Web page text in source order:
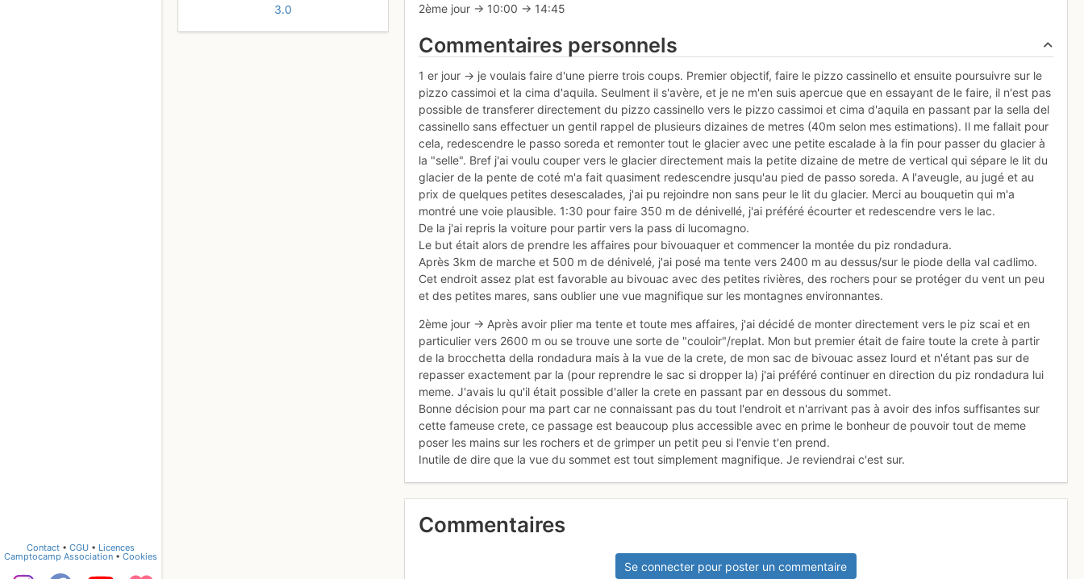
Contact • CGU • Licences
Camptocamp Association • Cookies
3.0
2ème jour -> 10:00 -> 14:45
Commentaires personnels
1 er jour -> je voulais faire d'une pierre trois coups. Premier objectif, faire le pizzo cassinello et ensuite poursuivre sur le
pizzo cassimoi et la cima d'aquila. Seulment il s'avère, et je ne m'en suis apercue que en essayant de le faire, il n'est pas
possible de transferer directement du pizzo cassinello vers le pizzo cassimoi et cima d'aquila en passant par la sella del
cassinello sans effectuer un gentil rappel de plusieurs dizaines de metres (40m selon mes estimations). Il me fallait pour
cela, redescendre le passo soreda et remonter tout le glacier avec une petite escalade à la fin pour passer du glacier à
la "selle". Bref j'ai voulu couper vers le glacier directement mais la petite dizaine de metre de vertical qui sépare le lit du
glacier de la pente de coté m'a fait quasiment redescendre jusqu'au pied de passo soreda. A l'aveugle, au jugé et au
prix de quelques petites desescalades, j'ai pu rejoindre non sans peur le lit du glacier. Merci au bouquetin qui m'a
montré une voie plausible. 1:30 pour faire 350 m de dénivellé, j'ai préféré écourter et redescendre vers le lac.
De la j'ai repris la voiture pour partir vers la pass di lucomagno.
Le but était alors de prendre les affaires pour bivouaquer et commencer la montée du piz rondadura.
Après 3km de marche et 500 m de dénivelé, j'ai posé ma tente vers 2400 m au dessus/sur le piode della val cadlimo.
Cet endroit assez plat est favorable au bivouac avec des petites rivières, des rochers pour se protéger du vent un peu
et des petites mares, sans oublier une vue magnifique sur les montagnes environnantes.
2ème jour -> Après avoir plier ma tente et toute mes affaires, j'ai décidé de monter directement vers le piz scai et en
particulier vers 2600 m ou se trouve une sorte de "couloir"/replat. Mon but premier était de faire toute la crete à partir
de la brocchetta della rondadura mais à la vue de la crete, de mon sac de bivouac assez lourd et n'étant pas sur de
repasser exactement par la (pour reprendre le sac si dropper la) j'ai préféré continuer en direction du piz rondadura lui
meme. J'avais lu qu'il était possible d'aller la crete en passant par en dessous du sommet.
Bonne décision pour ma part car ne connaissant pas du tout l'endroit et n'arrivant pas à avoir des infos suffisantes sur
cette fameuse crete, ce passage est beaucoup plus accessible avec en prime le bonheur de pouvoir tout de meme
poser les mains sur les rochers et de grimper un petit peu si l'envie t'en prend.
Inutile de dire que la vue du sommet est tout simplement magnifique. Je reviendrai c'est sur.
Commentaires
Se connecter pour poster un commentaire